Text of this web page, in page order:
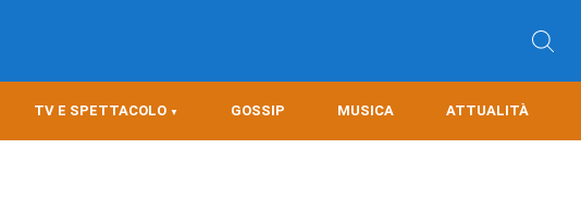
TV E SPETTACOLO GOSSIP MUSICA ATTUALITÀ